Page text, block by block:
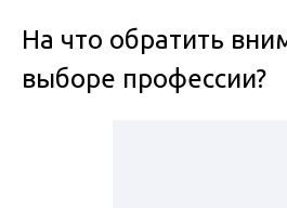
На что обратить
выборе профессии?